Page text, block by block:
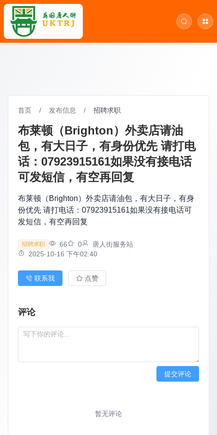
首页 / 发布信息 / 招聘求职
布莱顿（Brighton）外卖店请油
包，有大日子，有身份优先 请打电
话：07923915161如果没有接电话
可发短信，有空再回复
布莱顿（Brighton）外卖店请油包，有大日子，有身
份优先 请打电话：07923915161如果没有接电话可
发短信，有空再回复
招聘求职 66 0
唐人街服务站
2025-10-16 下午02:40
联系我 点赞
评论
提交评论
暂无评论